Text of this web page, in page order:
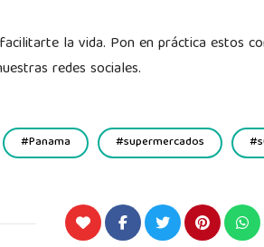
la vida. Pon en práctica estos
redes sociales.
Panama supermercados